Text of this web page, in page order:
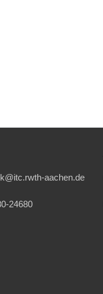
aachen.de
24680